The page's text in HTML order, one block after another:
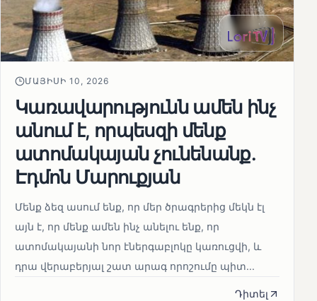
ՄԱՅԻՍԻ 10, 2026
Կառավարությունն ամեն ինչ
անում է, որպեսզի մենք
ատոմակայան չունենանք․
Էդմոն Մարուքյան
Մենք ձեզ ասում ենք, որ մեր ծրագրերից մեկն էլ
այն է, որ մենք ամեն ինչ անելու ենք, որ
ատոմակայանի նոր էներգաբլոկը կառուցվի, և
դրա վերաբերյալ շատ արագ որոշումը պիտ...
Դիտել